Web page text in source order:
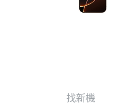
找新機